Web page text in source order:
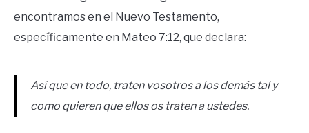
encontramos en el Nuevo Testamento,
específicamente en Mateo 7:12, que declara:
Así que en todo, traten vosotros a los demás tal y
como quieren que ellos os traten a ustedes.